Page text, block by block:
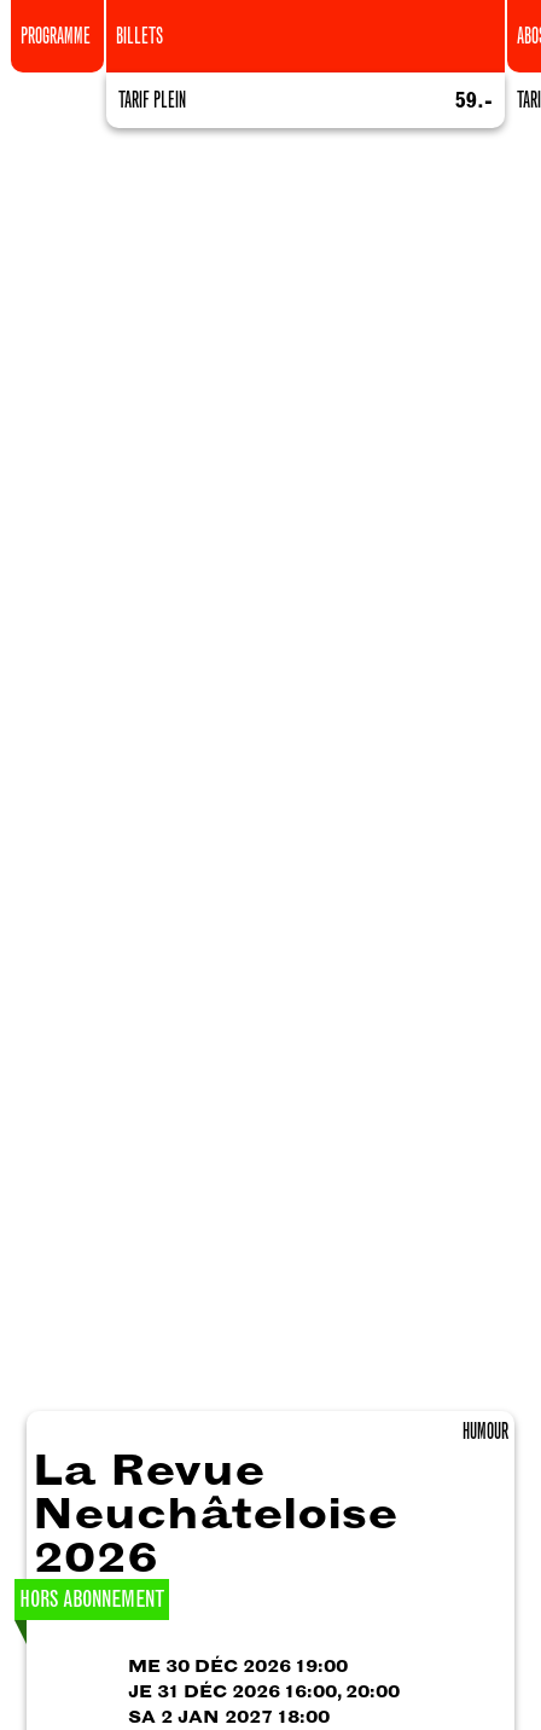
PROGRAMME BILLETS
TARIF PLEIN 59.-
HUMOUR
La Revue
Neuchâteloise
2026
HORS ABONNEMENT
ME 30 DÉC 2026 19:00
JE 31 DÉC 2026 16:00, 20:00
SA 2 JAN 2027 18:00